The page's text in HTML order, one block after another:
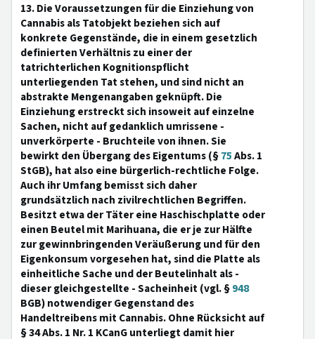
13. Die Voraussetzungen für die Einziehung von
Cannabis als Tatobjekt beziehen sich auf
konkrete Gegenstände, die in einem gesetzlich
definierten Verhältnis zu einer der
tatrichterlichen Kognitionspflicht
unterliegenden Tat stehen, und sind nicht an
abstrakte Mengenangaben geknüpft. Die
Einziehung erstreckt sich insoweit auf einzelne
Sachen, nicht auf gedanklich umrissene -
unverkörperte - Bruchteile von ihnen. Sie
bewirkt den Übergang des Eigentums (§75Abs. 1
StGB), hat also eine bürgerlich-rechtliche Folge.
Auch ihr Umfang bemisst sich daher
grundsätzlich nach zivilrechtlichen Begriffen.
Besitzt etwa der Täter eine Haschischplatte oder
einen Beutel mit Marihuana, die er je zur Hälfte
zur gewinnbringenden Veräußerung und für den
Eigenkonsum vorgesehen hat, sind die Platte als
einheitliche Sache und der Beutelinhalt als -
dieser gleichgestellte - Sacheinheit (vgl. §948
BGB) notwendiger Gegenstand des
Handeltreibens mit Cannabis. Ohne Rücksicht auf
§ 34 Abs. 1 Nr. 1 KCanG unterliegt damit hier